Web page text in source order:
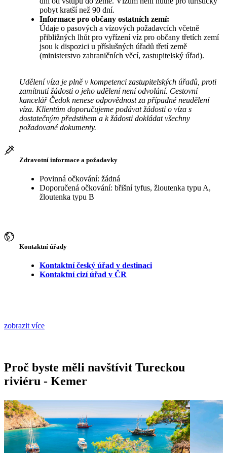
pobyt kratší než 90 dní.
Informace pro občany ostatních zemí:
Údaje o pasových a vízových požadavcích včetně
přibližných lhůt pro vyřízení víz pro občany třetích zemí
jsou k dispozici u příslušných úřadů třetí země
(ministerstvo zahraničních věcí, zastupitelský úřad).
Udělení víza je plně v kompetenci zastupitelských úřadů, proti
zamítnutí žádosti o jeho udělení není odvolání. Cestovní
kancelář Čedok nenese odpovědnost za případné neudělení
víza. Klientům doporučujeme podávat žádosti o víza s
dostatečným předstihem a k žádosti dokládat všechny
požadované dokumenty.
Zdravotní informace a požadavky
Povinná očkování: žádná
Doporučená očkování: břišní tyfus, žloutenka typu A,
žloutenka typu B
Kontaktní úřady
Kontaktní český úřad v destinaci
Kontaktní cizí úřad v ČR
zobrazit více
Proč byste měli navštívit Tureckou
riviéru - Kemer